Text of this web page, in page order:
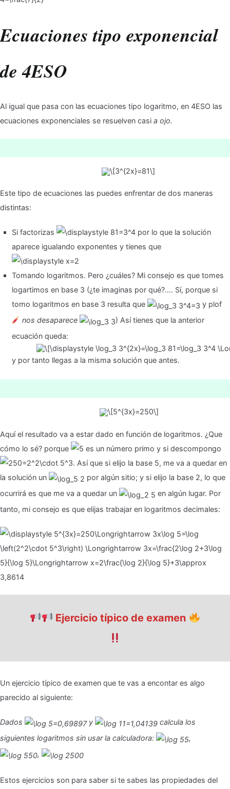
Ecuaciones tipo exponencial
de 4ESO
Al igual que pasa con las ecuaciones tipo logaritmo, en 4ESO las
ecuaciones exponenciales se resuelven casi a ojo.
Este tipo de ecuaciones las puedes enfrentar de dos maneras
distintas:
Si factorizas
por lo que la solución
aparece igualando exponentes y tienes que
Tomando logaritmos. Pero ¿cuáles? Mi consejo es que tomes
logartimos en base 3 (¿te imaginas por qué?…. Sí, porque si
tomo logaritmos en base 3 resulta que
y plof
nos desaparece
) Así tienes que la anterior
ecuación queda:
y por tanto llegas a la misma solución que antes.
Aquí el resultado va a estar dado en función de logaritmos. ¿Que
cómo lo sé? porque
es un número primo y si descompongo
. Así que si elijo la base 5, me va a quedar en
la solución un
por algún sitio; y si elijo la base 2, lo que
ocurrirá es que me va a quedar un
en algún lugar. Por
tanto, mi consejo es que elijas trabajar en logaritmos decimales:
Ejercicio típico de examen
Un ejercicio típico de examen que te vas a encontar es algo
parecido al siguiente:
Dados y
calcula los
siguientes logaritmos sin usar la calculadora:
,
,
Estos ejercicios son para saber si te sabes las propiedades del